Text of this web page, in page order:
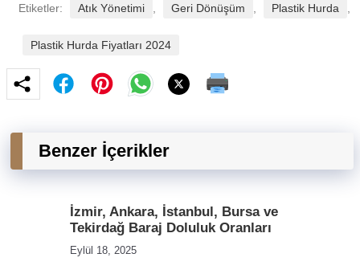
Etiketler: Atık Yönetimi Geri Dönüşüm Plastik Hurda
Plastik Hurda Fiyatları 2024
Benzer İçerikler
İzmir, Ankara, İstanbul, Bursa ve
Tekirdağ Baraj Doluluk Oranları
Eylül 18, 2025